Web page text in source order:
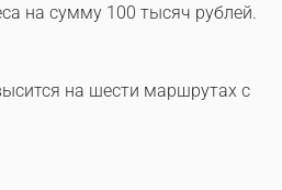
на сумму 100 тысяч рублей.
на шести маршрутах с